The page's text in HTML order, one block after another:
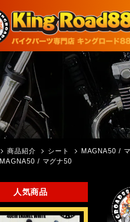
商品紹介 シート MAGNA50 /
MAGNA50 / マグナ50
人気商品